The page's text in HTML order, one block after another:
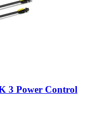
3 Power Control